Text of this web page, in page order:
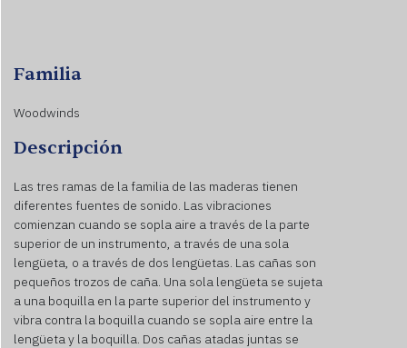
Familia
Woodwinds
Descripción
Las tres ramas de la familia de las maderas tienen
diferentes fuentes de sonido. Las vibraciones
comienzan cuando se sopla aire a través de la parte
superior de un instrumento, a través de una sola
lengüeta, o a través de dos lengüetas. Las cañas son
pequeños trozos de caña. Una sola lengüeta se sujeta
a una boquilla en la parte superior del instrumento y
vibra contra la boquilla cuando se sopla aire entre la
lengüeta y la boquilla. Dos cañas atadas juntas se